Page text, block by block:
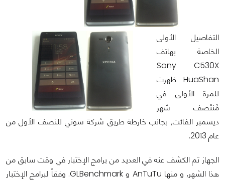
التفاصيل الأولى
الخاصة بهاتف
Sony C530X
HuaShan ظهرت
للمرة الأولى في
مُنتَصف شهر
ديسمبر الفائت, بجانب خارطة طريق شركة سوني للنصف الأول من
عام 2013.
الجهاز تم الكشف عنه في العديد من برامج الإختبار في وقت سابق من
هذا الشهر, و منها AnTuTu و GLBenchmark. وفقاً لبرامج الإختبار